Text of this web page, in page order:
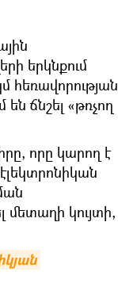
երկնքում
հեռավորության
ճնշել «թռչող
որը կարող է
մետաղի կույտի,